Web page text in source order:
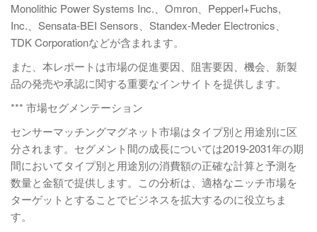
Monolithic Power Systems Inc.、Omron、Pepperl+Fuchs,
Inc.、Sensata-BEI Sensors、Standex-Meder Electronics、
TDK Corporationなどが含まれます。
また、本レポートは市場の促進要因、阻害要因、機会、新製
品の発売や承認に関する重要なインサイトを提供します。
*** 市場セグメンテーション
センサーマッチングマグネット市場はタイプ別と用途別に区
分されます。セグメント間の成長については2019-2031年の期
間においてタイプ別と用途別の消費額の正確な計算と予測を
数量と金額で提供します。この分析は、適格なニッチ市場を
ターゲットとすることでビジネスを拡大するのに役立ちま
す。